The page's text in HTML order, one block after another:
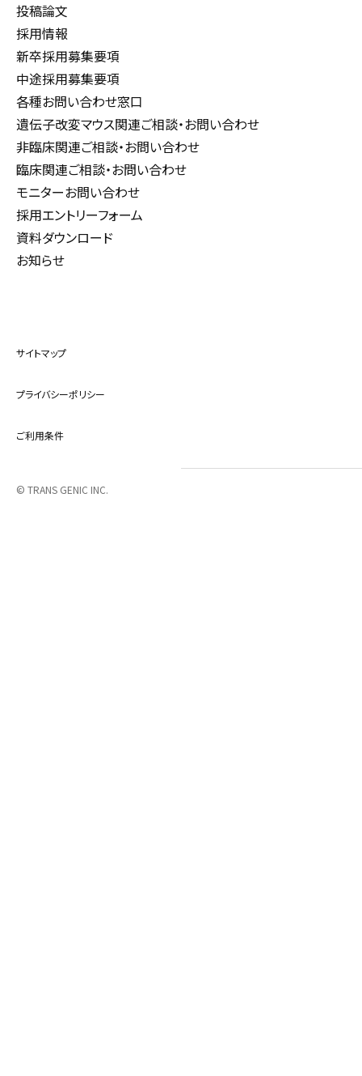
投稿論文
採用情報
新卒採用募集要項
中途採用募集要項
各種お問い合わせ窓口
遺伝子改変マウス関連ご相談・お問い合わせ
非臨床関連ご相談・お問い合わせ
臨床関連ご相談・お問い合わせ
モニターお問い合わせ
採用エントリーフォーム
資料ダウンロード
お知らせ
サイトマップ
プライバシーポリシー
ご利用条件
© TRANS GENIC INC.